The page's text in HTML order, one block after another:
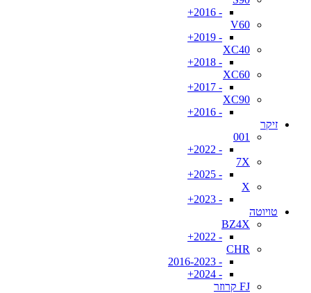
- 2016+
V60
- 2019+
XC40
- 2018+
XC60
- 2017+
XC90
- 2016+
זיקר
001
- 2022+
7X
- 2025+
X
- 2023+
טויוטה
BZ4X
- 2022+
CHR
- 2016-2023
- 2024+
FJ קרוזר